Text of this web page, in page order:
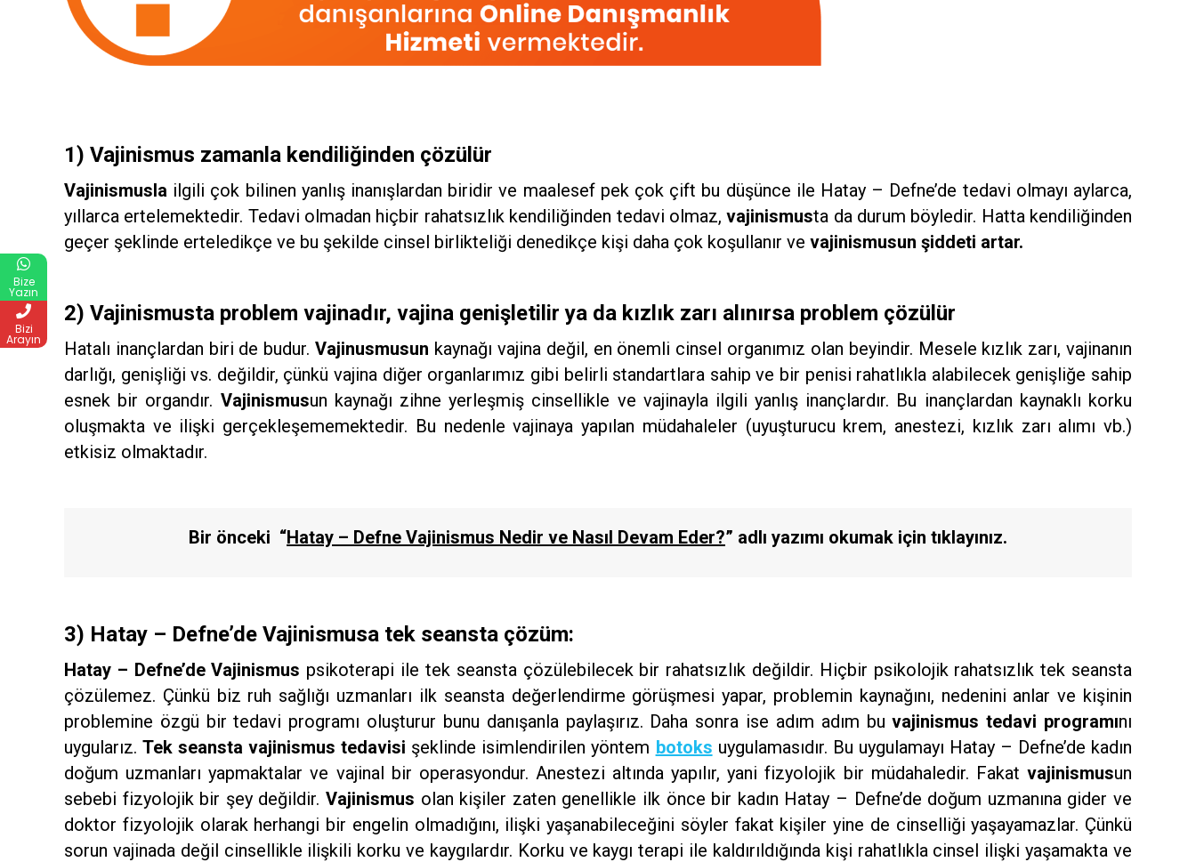
1) Vajinismus zamanla kendiliğinden çözülür
Vajinismusla ilgili çok bilinen yanlış inanışlardan biridir ve maalesef pek çok çift bu düşünce ile Hatay – Defne’de tedavi olmayı aylarca,
yıllarca ertelemektedir. Tedavi olmadan hiçbir rahatsızlık kendiliğinden tedavi olmaz,vajinismusta da durum böyledir. Hatta kendiliğinden
geçer şeklinde erteledikçe ve bu şekilde cinsel birlikteliği denedikçe kişi daha çok koşullanır ve vajinismusun şiddeti artar.
2) Vajinismusta problem vajinadır, vajina genişletilir ya da kızlık zarı alınırsa problem çözülür
Hatalı inançlardan biri de budur.Vajinusmusun kaynağı vajina değil, en önemli cinsel organımız olan beyindir. Mesele kızlık zarı, vajinanın
darlığı, genişliği vs. değildir, çünkü vajina diğer organlarımız gibi belirli standartlara sahip ve bir penisi rahatlıkla alabilecek genişliğe sahip
esnek bir organdır. Vajinismusun kaynağı zihne yerleşmiş cinsellikle ve vajinayla ilgili yanlış inançlardır. Bu inançlardan kaynaklı korku
oluşmakta ve ilişki gerçekleşememektedir. Bu nedenle vajinaya yapılan müdahaleler (uyuşturucu krem, anestezi, kızlık zarı alımı vb.)
etkisiz olmaktadır.
Bir önceki “Hatay – Defne Vajinismus Nedir ve Nasıl Devam Eder?” adlı yazımı okumak için tıklayınız.
3) Hatay – Defne’de Vajinismusa tek seansta çözüm:
Hatay – Defne’de Vajinismus psikoterapi ile tek seansta çözülebilecek bir rahatsızlık değildir. Hiçbir psikolojik rahatsızlık tek seansta
çözülemez. Çünkü biz ruh sağlığı uzmanları ilk seansta değerlendirme görüşmesi yapar, problemin kaynağını, nedenini anlar ve kişinin
problemine özgü bir tedavi programı oluşturur bunu danışanla paylaşırız. Daha sonra ise adım adım buvajinismus tedavi programını
uygularız.Tek seansta vajinismus tedavisi şeklinde isimlendirilen yöntem botoks uygulamasıdır. Bu uygulamayı Hatay – Defne’de kadın
doğum uzmanları yapmaktalar ve vajinal bir operasyondur. Anestezi altında yapılır, yani fizyolojik bir müdahaledir. Fakat vajinismusun
sebebi fizyolojik bir şey değildir. Vajinismus olan kişiler zaten genellikle ilk önce bir kadın Hatay – Defne’de doğum uzmanına gider ve
doktor fizyolojik olarak herhangi bir engelin olmadığını, ilişki yaşanabileceğini söyler fakat kişiler yine de cinselliği yaşayamazlar. Çünkü
sorun vajinada değil cinsellikle ilişkili korku ve kaygılardır. Korku ve kaygı terapi ile kaldırıldığında kişi rahatlıkla cinsel ilişki yaşamakta ve
Bize
Yazın
Bizi
Arayın